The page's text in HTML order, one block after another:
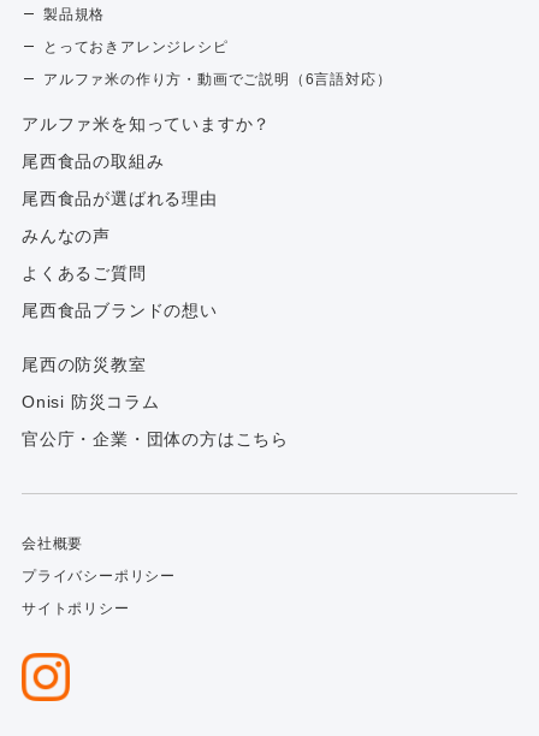
製品規格
とっておきアレンジレシピ
アルファ米の作り方・動画でご説明（6言語対応）
アルファ⽶を知っていますか？
尾西食品の取組み
尾西食品が選ばれる理由
みんなの声
よくあるご質問
尾西食品ブランドの想い
尾西の防災教室
Onisi 防災コラム
官公庁・企業・団体の方はこちら
会社概要
プライバシーポリシー
サイトポリシー